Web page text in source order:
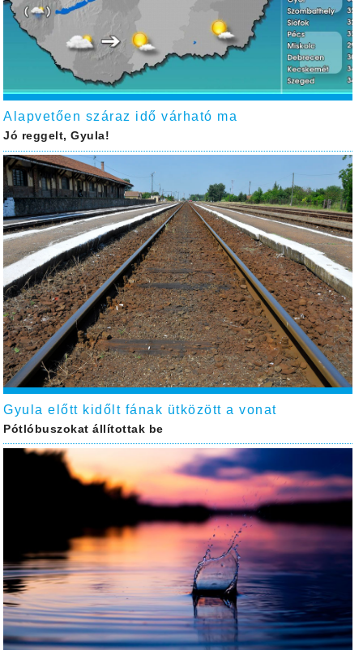
Alapvetően száraz idő várható ma
Jó reggelt, Gyula!
Gyula előtt kidőlt fának ütközött a vonat
Pótlóbuszokat állítottak be